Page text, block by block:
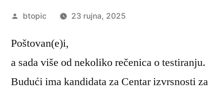
Objavio
btopic 23 rujna, 2025
Poštovan(e)i,
a sada više od nekoliko rečenica o testiranju.
Budući ima kandidata za Centar izvrsnosti za